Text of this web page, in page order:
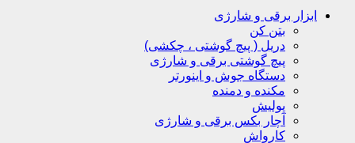
ابزار برقی و شارژی
بتن کن
دریل ( پیچ گوشتی ، چکشی)
پیچ گوشتی برقی و شارژی
دستگاه جوش و اینورتر
مکنده و دمنده
پولیش
آچار بکس برقی و شارژی
کارواش